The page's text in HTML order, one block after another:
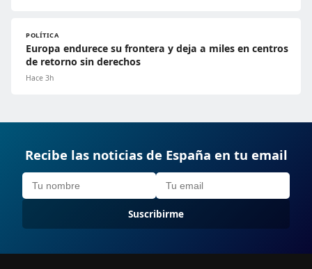
POLÍTICA
Europa endurece su frontera y deja a miles en centros
de retorno sin derechos
Hace 3h
Recibe las noticias de España en tu email
Suscribirme